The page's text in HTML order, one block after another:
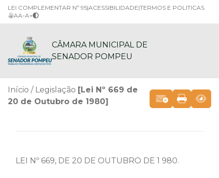
LEI COMPLEMENTAR Nº 95|ACESSIBILIDADE|TERMOS E POLITICAS
AA-A+
CÂMARA MUNICIPAL DE
SENADOR POMPEU
Início Legislação [Lei Nº 669 de
20 de Outubro de 1980]
LEI Nº 669, DE 20 DE OUTUBRO DE 1 980.